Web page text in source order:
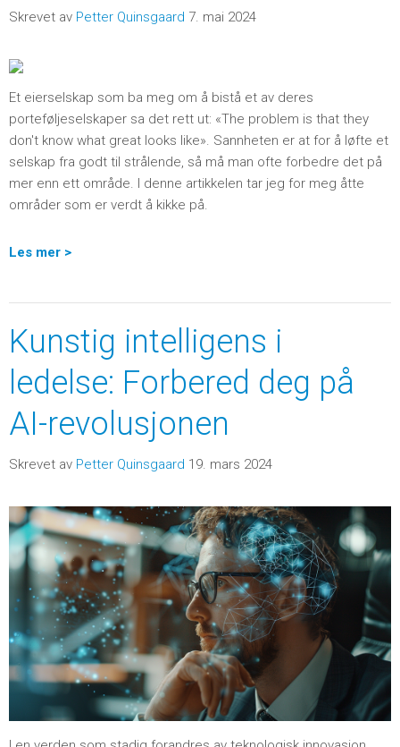
Skrevet av Petter Quinsgaard 7. mai 2024
Et eierselskap som ba meg om å bistå et av deres
porteføljeselskaper sa det rett ut: «The problem is that they
don't know what great looks like». Sannheten er at for å løfte et
selskap fra godt til strålende, så må man ofte forbedre det på
mer enn ett område. I denne artikkelen tar jeg for meg åtte
områder som er verdt å kikke på.
Les mer >
Kunstig intelligens i
ledelse: Forbered deg på
AI-revolusjonen
Skrevet av Petter Quinsgaard 19. mars 2024